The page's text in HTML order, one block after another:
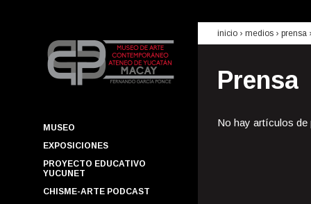
MUSEO
EXPOSICIONES
PROYECTO EDUCATIVO
YUCUNET
CHISME-ARTE PODCAST
inicio › medios › prensa
Prensa
No hay artículos de